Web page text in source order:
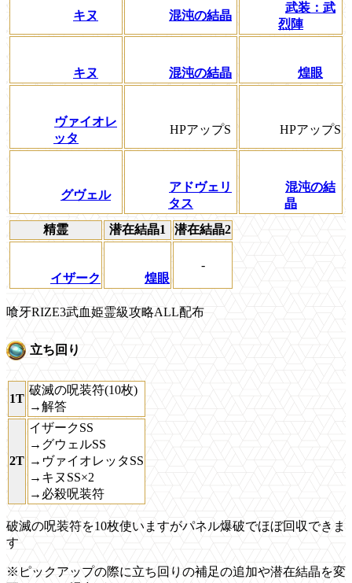
キヌ 混沌の結晶
武装：武
烈陣
キヌ 混沌の結晶 煌眼
ヴァイオレ
ッタ
HPアップS HPアップS
グヴェル
アドヴェリ
タス
混沌の結
晶
精霊
潜在結晶1 潜在結晶2
イザーク 煌眼
-
喰牙RIZE3武血姫霊級攻略ALL配布
立ち回り
1T
破滅の呪装符(10枚)
→解答
2T
イザークSS
→グウェルSS
→ヴァイオレッタSS
→キヌSS×2
→必殺呪装符
破滅の呪装符を10枚使いますがパネル爆破でほぼ回収できま
す
※ピックアップの際に立ち回りの補足の追加や潜在結晶を変